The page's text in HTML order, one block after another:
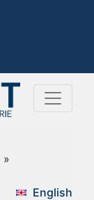
»
English